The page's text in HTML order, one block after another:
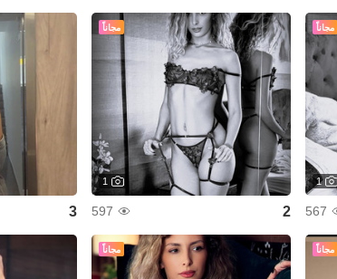
مجاناً
1
567
مجاناً
1
2
597
3
مجاناً مجاناً